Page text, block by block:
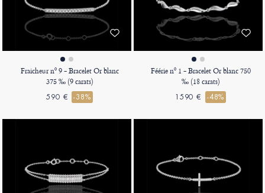
Fraicheur nº 9 - Bracelet Or blanc
375 ‰ (9 carats)
590 € -38%
Féérie nº 1 - Bracelet Or blanc 750
‰ (18 carats)
1590 € -48%